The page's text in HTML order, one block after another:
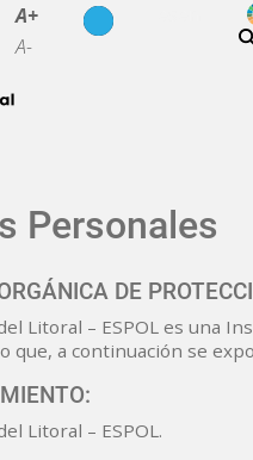
A+
A-
Personales
DE
Litoral – ESPOL es una
que, a continuación se
Litoral – ESPOL.